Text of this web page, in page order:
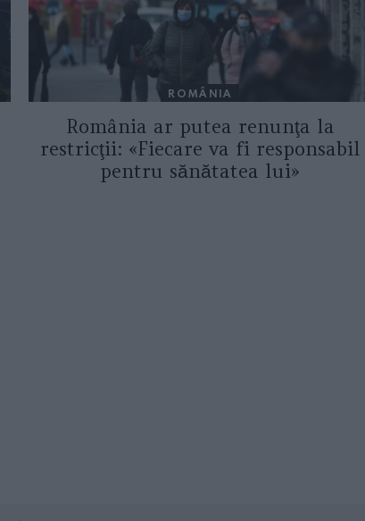
ROMÂNIA
România ar putea renunţa la
restricţii: «Fiecare va fi responsabil
pentru sănătatea lui»